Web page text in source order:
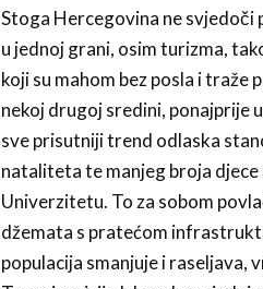
Stoga Hercegovina ne
u jednoj grani, osim turizma,
koji su mahom bez posla i
nekoj drugoj sredini, ponajprije
sve prisutniji trend odlaska
nataliteta te manjeg broja djece
Univerzitetu. To za sobom
džemata s pratećom
populacija smanjuje i raseljava,